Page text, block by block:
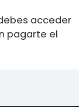
acceder
pagarte el